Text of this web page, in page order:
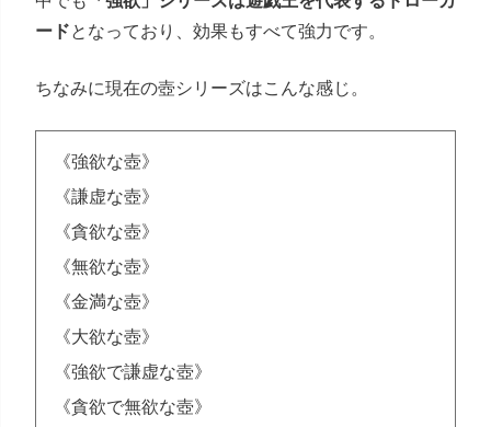
ードとなっており、効果もすべて強力です。
ちなみに現在の壺シリーズはこんな感じ。
《強欲な壺》
《謙虚な壺》
《貪欲な壺》
《無欲な壺》
《金満な壺》
《大欲な壺》
《強欲で謙虚な壺》
《貪欲で無欲な壺》